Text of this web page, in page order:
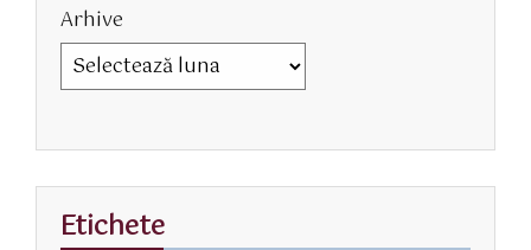
Arhive
Etichete